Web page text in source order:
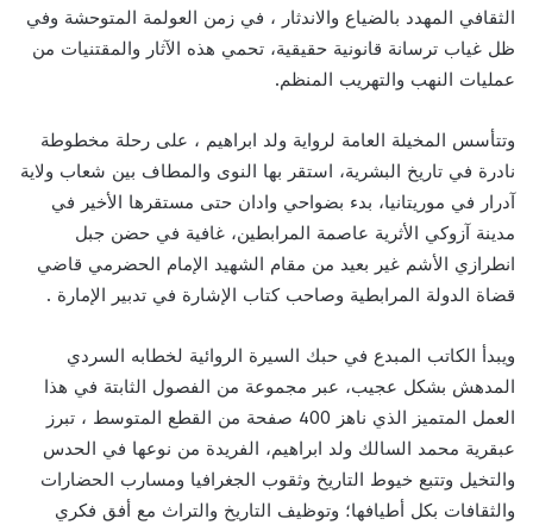
الثقافي المهدد بالضياع والاندثار ، في زمن العولمة المتوحشة وفي
ظل غياب ترسانة قانونية حقيقية، تحمي هذه الآثار والمقتنيات من
عمليات النهب والتهريب المنظم.
وتتأسس المخيلة العامة لرواية ولد ابراهيم ، على رحلة مخطوطة
نادرة في تاريخ البشرية، استقر بها النوى والمطاف بين شعاب ولاية
آدرار في موريتانيا، بدء بضواحي وادان حتى مستقرها الأخير في
مدينة آزوكي الأثرية عاصمة المرابطين، غافية في حضن جبل
انطرازي الأشم غير بعيد من مقام الشهيد الإمام الحضرمي قاضي
قضاة الدولة المرابطية وصاحب كتاب الإشارة في تدبير الإمارة .
ويبدأ الكاتب المبدع في حبك السيرة الروائية لخطابه السردي
المدهش بشكل عجيب، عبر مجموعة من الفصول الثابتة في هذا
العمل المتميز الذي ناهز 400 صفحة من القطع المتوسط ، تبرز
عبقرية محمد السالك ولد ابراهيم، الفريدة من نوعها في الحدس
والتخيل وتتبع خيوط التاريخ وثقوب الجغرافيا ومسارب الحضارات
والثقافات بكل أطيافها؛ وتوظيف التاريخ والتراث مع أفق فكري